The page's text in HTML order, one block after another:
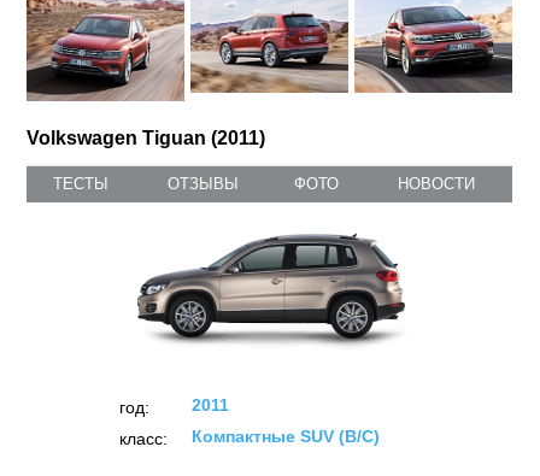
Volkswagen Tiguan (2011)
ТЕСТЫ ОТЗЫВЫ ФОТО НОВОСТИ
год:
2011
класс:
Компактные SUV (B/C)